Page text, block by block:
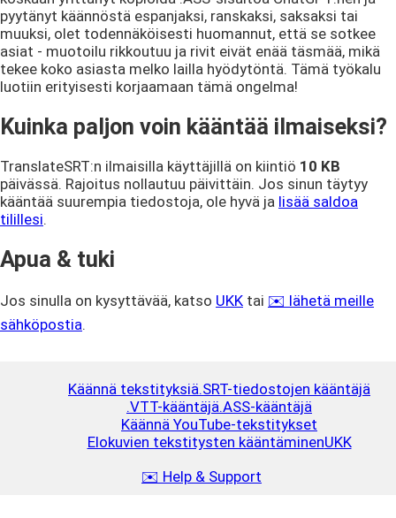
pyytänyt käännöstä espanjaksi, ranskaksi, saksaksi tai
muuksi, olet todennäköisesti huomannut, että se sotkee
asiat - muotoilu rikkoutuu ja rivit eivät enää täsmää, mikä
tekee koko asiasta melko lailla hyödytöntä. Tämä työkalu
luotiin erityisesti korjaamaan tämä ongelma!
Kuinka paljon voin kääntää ilmaiseksi?
TranslateSRT:n ilmaisilla käyttäjillä on kiintiö 10 KB
päivässä. Rajoitus nollautuu päivittäin. Jos sinun täytyy
kääntää suurempia tiedostoja, ole hyvä ja lisää saldoa
tilillesi.
Apua & tuki
Jos sinulla on kysyttävää, katso UKK tai ✉️ lähetä meille
sähköpostia.
Käännä tekstityksiä.SRT-tiedostojen kääntäjä
.VTT-kääntäjä.ASS-kääntäjä
Käännä YouTube-tekstitykset
Elokuvien tekstitysten kääntäminenUKK
✉️ Help & Support